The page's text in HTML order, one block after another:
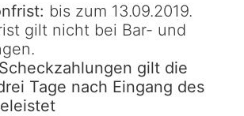
bis zum 13.09.2019.
gilt nicht bei Bar- und
gilt die
Tage nach Eingang des